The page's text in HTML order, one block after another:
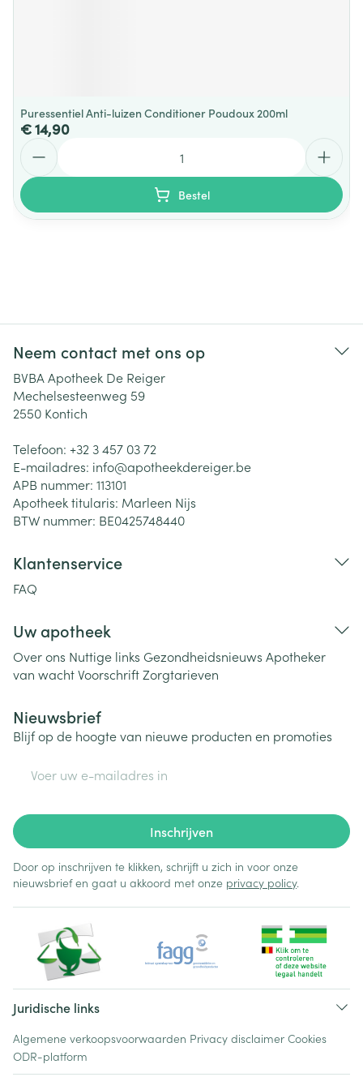
Puressentiel Anti-luizen Conditioner Poudoux 200ml
€ 14,90
Bestel
Neem contact met ons op
BVBA Apotheek De Reiger
Mechelsesteenweg 59
2550 Kontich
Telefoon: +32 3 457 03 72
E-mailadres: info@apotheekdereiger.be
APB nummer: 113101
Apotheek titularis: Marleen Nijs
BTW nummer: BE0425748440
Klantenservice
FAQ
Uw apotheek
Over ons Nuttige links Gezondheidsnieuws Apotheker
van wachtVoorschriftZorgtarieven
Nieuwsbrief
Blijf op de hoogte van nieuwe producten en promoties
Inschrijven
Door op inschrijven te klikken, schrijft u zich in voor onze
nieuwsbrief en gaat u akkoord met onze privacy policy.
Juridische links
Algemene verkoopsvoorwaarden Privacy disclaimer Cookies
ODR-platform